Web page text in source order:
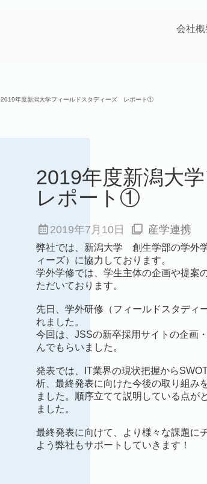
会社概
2019年度新潟大学フィールドスタディーズ レポート①
2019年度新潟大
レポート①
2019年7月10日 産学連携
弊社では、新潟大学 創生学部の学外
ィーズ）に協力しております。
学外学修では、学生主体の企画や提案
ただいております。
先日、学外研修（フィールドスタディ
れました。
今回は、JSSの新卒採用サイトの企画
んでもらいました。
発表では、IT業界の現状把握から
析、最終発表に向けた今後の取り組み
ました。順序立てて説明している点が
ました。
最終発表に向けて、より様々な課題に
よう弊社もサポートしていきます！